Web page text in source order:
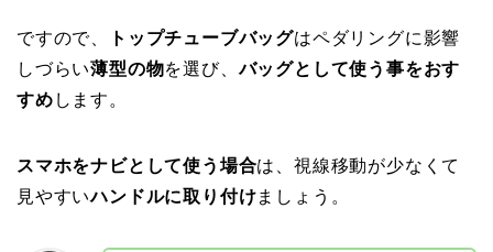
ですので、 トップチューブバッグはペダリングに影響
しづらい薄型の物を選び、バッグとして使う事をおす
すめ します。
スマホをナビとして使う場合は、視線移動が少なくて
見やすいハンドルに取り付けましょう。